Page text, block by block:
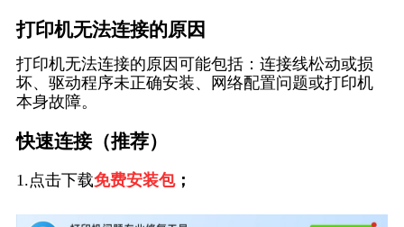
打印机无法连接的原因
打印机无法连接的原因可能包括：连接线松动或损
坏、驱动程序未正确安装、网络配置问题或打印机
本身故障。
快速连接（推荐）
1.点击下载免费安装包；